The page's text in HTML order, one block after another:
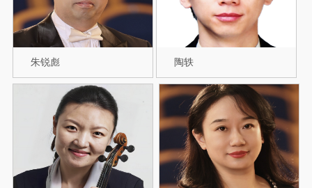
朱锐彪 陶轶